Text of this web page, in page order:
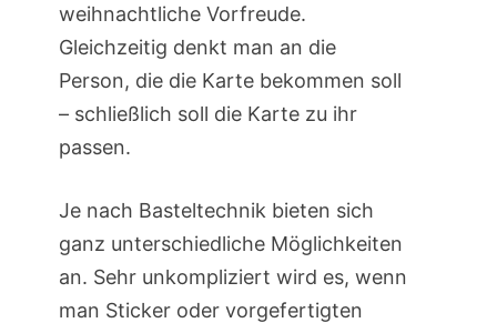
weihnachtliche Vorfreude.
Gleichzeitig denkt man an die
Person, die die Karte bekommen soll
– schließlich soll die Karte zu ihr
passen.
Je nach Basteltechnik bieten sich
ganz unterschiedliche Möglichkeiten
an. Sehr unkompliziert wird es, wenn
man Sticker oder vorgefertigten